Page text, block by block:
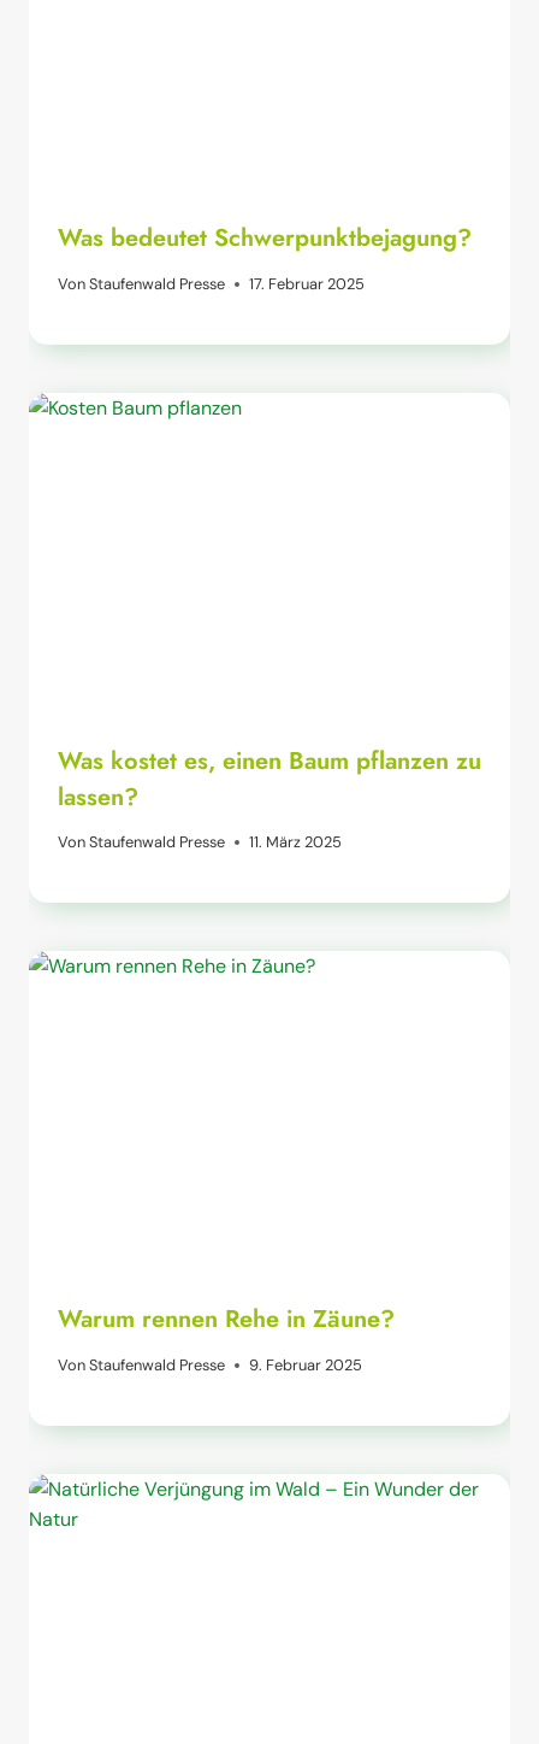
Was bedeutet Schwerpunktbejagung?
VonStaufenwald Presse 17. Februar 2025
Was kostet es, einen Baum pflanzen zu
lassen?
VonStaufenwald Presse 11. März 2025
Warum rennen Rehe in Zäune?
VonStaufenwald Presse 9. Februar 2025